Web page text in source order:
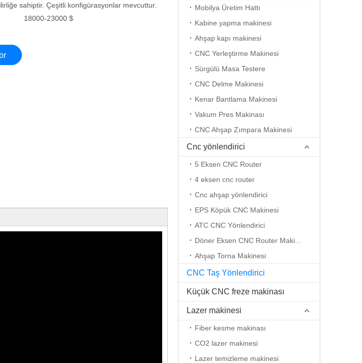
sahiptir. Çeşitli konfigürasyonlar mevcuttur.
18000-23000 $
Mobilya Üretim Hattı
Kabine yapma makinesi
Ahşap kapı makinesi
CNC Yerleştirme Makinesi
Sürgülü Masa Testere
CNC Delme Makinesi
Kenar Bantlama Makinesi
Vakum Pres Makinası
CNC Ahşap Zımpara Makinesi
Cnc yönlendirici
5 Eksen CNC Router
4 eksen cnc router
Cnc ahşap yönlendirici
EPS Köpük CNC Makinesi
ATC CNC Yönlendirici
Ahşap Torna Makinesi
CNC Taş Yönlendirici
Küçük CNC freze makinası
Lazer makinesi
Fiber kesme makinası
CO2 lazer makinesi
Lazer temizleme makinesi